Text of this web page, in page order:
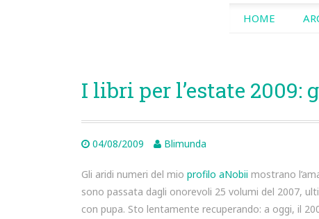
SKIP
HOME
I libri per l’estate 2009:
04/08/2009 Blimunda
Gli aridi numeri del mio profilo aNobii mostrano
sono passata dagli onorevoli 25 volumi del 2007,
con pupa. Sto lentamente recuperando: a oggi, il